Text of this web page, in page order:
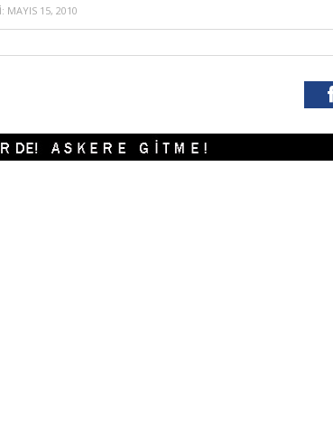
MAYIS 15, 2010